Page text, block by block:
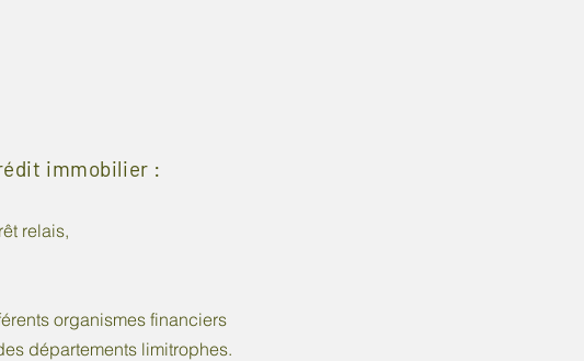
immobilier :
relais,
organismes financiers
départements limitrophes.